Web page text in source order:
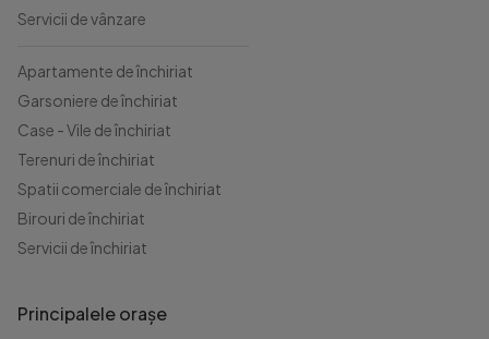
Servicii de vânzare
Apartamente de închiriat
Garsoniere de închiriat
Case - Vile de închiriat
Terenuri de închiriat
Spatii comerciale de închiriat
Birouri de închiriat
Servicii de închiriat
Principalele orașe